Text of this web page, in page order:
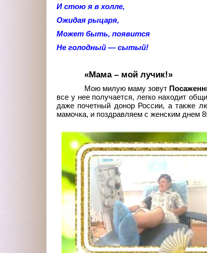
И стою я в холле,
Ожидая рыцаря,
Может быть, появится
Не голодный — сытый!
«Мама – мой лучик!»
Мою милую маму зовут
все у нее получается, легко находит
даже почетный донор России, а также
мамочка, и поздравляем с женским днем